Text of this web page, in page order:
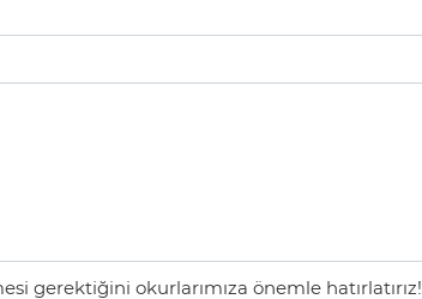
gerektiğini okurlarımıza önemle hatırlatırız!